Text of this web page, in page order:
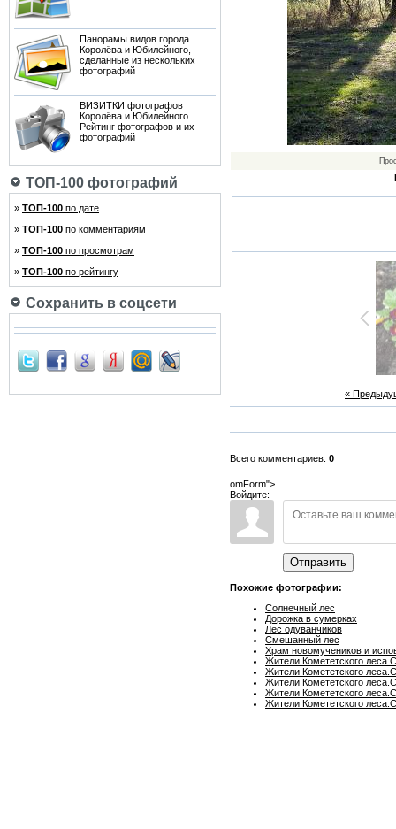
Панорамы видов города
Королёва и Юбилейного,
сделанные из нескольких
фотографий
ВИЗИТКИ фотографов
Королёва и Юбилейного.
Рейтинг фотографов и их
фотографий
ТОП-100 фотографий
» ТОП-100 по дате
» ТОП-100 по комментариям
» ТОП-100 по просмотрам
» ТОП-100 по рейтингу
Сохранить в соцсети
«
Всего комментариев: 0
omForm">
Войдите:
Отправить
Похожие фотографии:
Солнечный лес
Дорожка в сумерках
Лес одуванчиков
Смешанный лес
Храм новомучеников и
Жители Комететского
Жители Комететского
Жители Комететского
Жители Комететского
Жители Комететского